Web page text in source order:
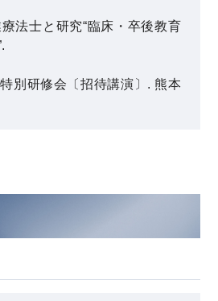
法士と研究“臨床・卒後教育
別研修会〔招待講演〕. 熊本